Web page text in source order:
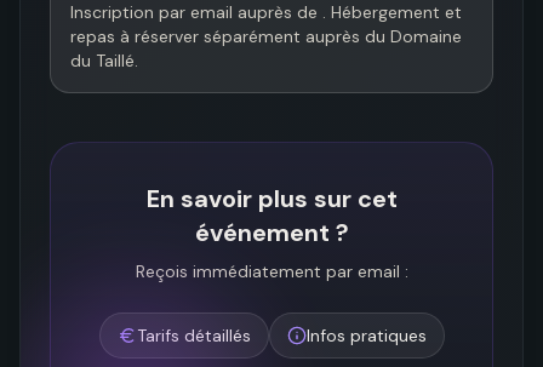
Inscription par email auprès de . Hébergement et
repas à réserver séparément auprès du Domaine
du Taillé.
En savoir plus sur cet
événement ?
Reçois immédiatement par email :
Tarifs détaillés Infos pratiques